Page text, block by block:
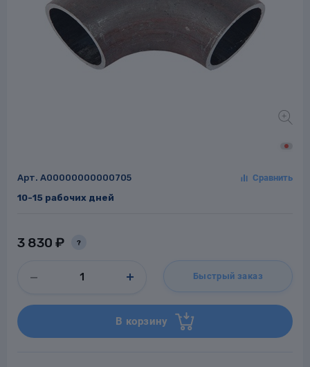
Арт. A00000000000705
10-15 рабочих дней
3 830 ₽ ?
Быстрый заказ
В корзину
стальные